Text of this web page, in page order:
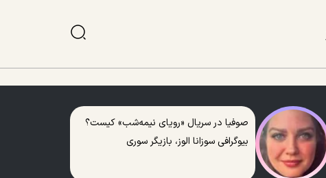
صوفیا در سریال «رویای نیمه‌شب» کیست؟
بیوگرافی سوزانا الوز، بازیگر سوری